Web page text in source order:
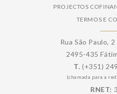
PROJECTOS
TERMOS E
Rua São Paulo,
2495-435
T. (+351)
(chamada para a
RNET: